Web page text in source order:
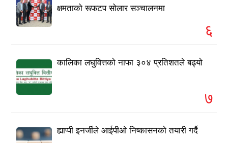
क्षमताको रूफटप सोलार सञ्चालनमा
६
कालिका लघुवित्तको नाफा ३०४ प्रतिशतले बढ्यो
७
ह्याप्पी इनर्जीले आईपीओ निष्कासनको तयारी गर्दै